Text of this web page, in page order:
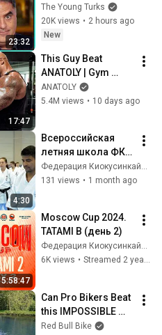
23:32
Trump And The
Uniparty
The Young Turks
20K views • 2 hours ago
New
17:47
This Guy Beat
ANATOLY | Gym
CHALLENGE Went
Wrong
ANATOLY
5.4M views • 10 days ago
4:30
Всероссийская
летняя школа ФКР.
18-21 июня 2026,
Чехов
Федерация Киокусинкайкан России
131 views • 1 month ago
5:58:47
Moscow Cup 2024.
TATAMI B (день 2)
Федерация Киокусинкайкан России
6K views • Streamed 2 years ago
Can Pro Bikers Beat
this IMPOSSIBLE
Obstacle Course?
Red Bull Bike